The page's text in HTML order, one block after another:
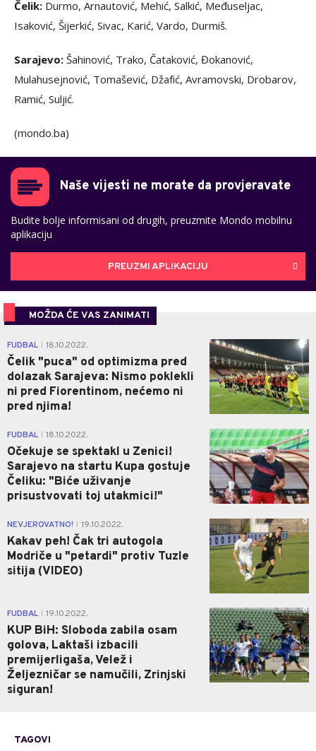
Čelik: Durmo, Arnautović, Mehić, Salkić, Međuseljac,
Isaković, Šijerkić, Sivac, Karić, Vardo, Durmiš.
Sarajevo: Šahinović, Trako, Čataković, Đokanović,
Mulahusejnović, Tomašević, Džafić, Avramovski, Drobarov,
Ramić, Suljić.
(mondo.ba)
Naše vijesti ne morate da provjeravate
Budite bolje informisani od drugih, preuzmite Mondo mobilnu
aplikaciju
PREUZMI APLIKACIJU
MOŽDA ĆE VAS ZANIMATI
FUDBAL 18.10.2022.
Čelik "puca" od optimizma pred
dolazak Sarajeva: Nismo poklekli
ni pred Fiorentinom, nećemo ni
pred njima!
0
FUDBAL 18.10.2022.
Očekuje se spektakl u Zenici!
Sarajevo na startu Kupa gostuje
Čeliku: "Biće uživanje
prisustvovati toj utakmici!"
0
NEVJEROVATNO! 19.10.2022.
Kakav peh! Čak tri autogola
Modriče u "petardi" protiv Tuzle
sitija (VIDEO)
0
FUDBAL 19.10.2022.
KUP BiH: Sloboda zabila osam
golova, Laktaši izbacili
premijerligaša, Velež i
Željezničar se namučili, Zrinjski
siguran!
0
TAGOVI